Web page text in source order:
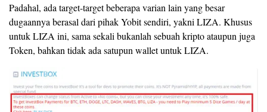
Padahal, ada target-target beberapa varian lain yang besar
dugaannya berasal dari pihak Yobit sendiri, yakni LIZA. Khusus
untuk LIZA ini, sama sekali bukanlah sebuah kripto ataupun juga
Token, bahkan tidak ada satupun wallet untuk LIZA.